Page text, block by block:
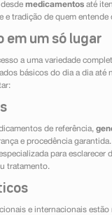
medicamentosaté
e tradição de quem entende
em um só lugar
a uma variedade
básicos do dia a dia até
de referência,
e procedência
para esclarecer
tratamento.
e internacionais estão